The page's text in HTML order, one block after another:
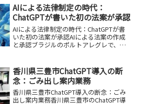
AIによる法律制定の時代：
ChatGPTが書いた初の法案が承認
AIによる法律制定の時代：ChatGPTが書
いた初の法案が承認AIによる法案の作成
と承認ブラジルのポルトアレグレで、
数分でこの法案を準備し、市議会の全36
人の議...
香川県三豊市ChatGPT導入の断
念：ごみ出し案内業務
香川県三豊市ChatGPT導入の断念：ごみ
出し案内業務香川県三豊市のChatGPT導